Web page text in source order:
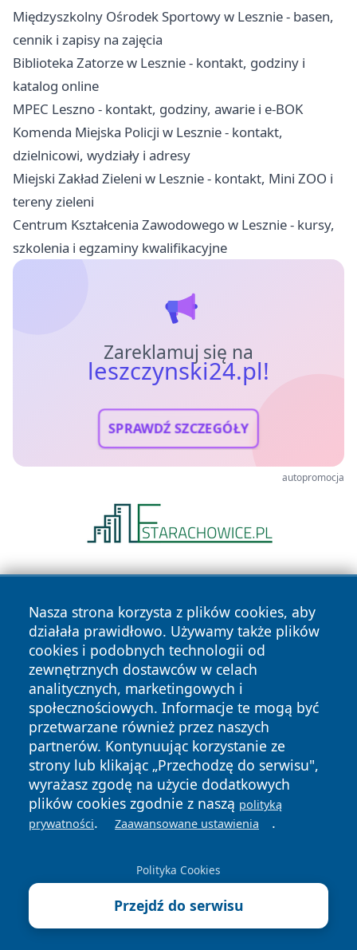
Międzyszkolny Ośrodek Sportowy w Lesznie - basen,
cennik i zapisy na zajęcia
Biblioteka Zatorze w Lesznie - kontakt, godziny i
katalog online
MPEC Leszno - kontakt, godziny, awarie i e-BOK
Komenda Miejska Policji w Lesznie - kontakt,
dzielnicowi, wydziały i adresy
Miejski Zakład Zieleni w Lesznie - kontakt, Mini ZOO i
tereny zieleni
Centrum Kształcenia Zawodowego w Lesznie - kursy,
szkolenia i egzaminy kwalifikacyjne
Zareklamuj się na
leszczynski24.pl!
SPRAWDŹ SZCZEGÓŁY
autopromocja
Nasza strona korzysta z plików cookies, aby
działała prawidłowo. Używamy także plików
cookies i podobnych technologii od
zewnętrznych dostawców w celach
analitycznych, marketingowych i
społecznościowych. Informacje te mogą być
przetwarzane również przez naszych
partnerów. Kontynuując korzystanie ze
strony lub klikając „Przechodzę do serwisu",
wyrażasz zgodę na użycie dodatkowych
plików cookies zgodnie z naszą polityką
prywatności. Zaawansowane ustawienia .
Polityka Cookies
Przejdź do serwisu
Copyright © 2026 leszczynski24.pl Wszystkie prawa
zastrzeżone.
News Autorzy
Polityka
Prywatności
Polityka
Cookies